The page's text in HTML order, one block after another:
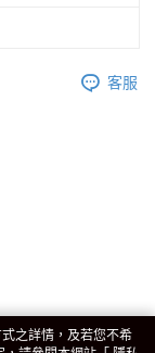
客服
之詳情，及若您不希